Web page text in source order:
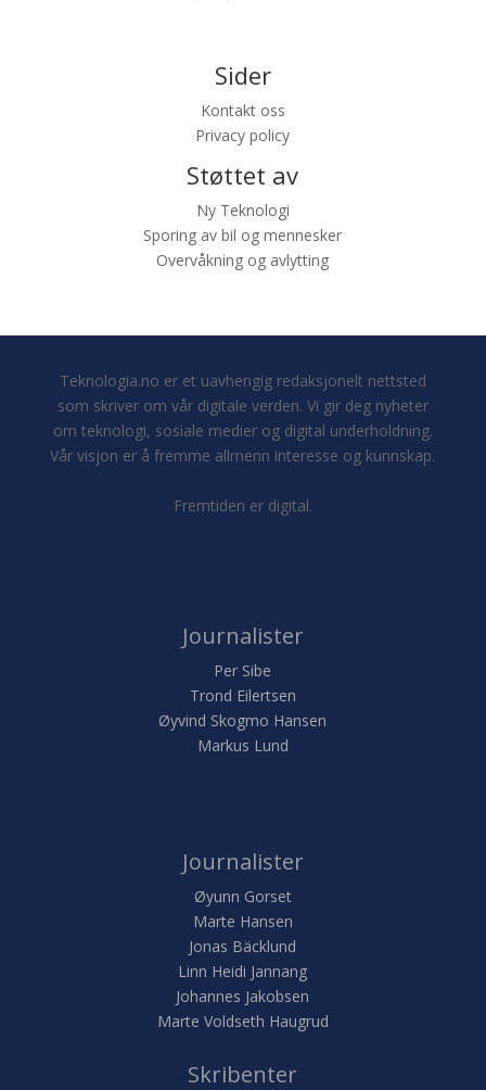
Sider
Kontakt oss
Privacy policy
Støttet av
Ny Teknologi
Sporing av bil og mennesker
Overvåkning og avlytting
Teknologia.no er et uavhengig redaksjonelt nettsted
som skriver om vår digitale verden. Vi gir deg nyheter
om teknologi, sosiale medier og digital underholdning.
Vår visjon er å fremme allmenn interesse og kunnskap.
Fremtiden er digital.
Journalister
Per Sibe
Trond Eilertsen
Øyvind Skogmo Hansen
Markus Lund
Journalister
Øyunn Gorset
Marte Hansen
Jonas Bäcklund
Linn Heidi Jannang
Johannes Jakobsen
Marte Voldseth Haugrud
Skribenter